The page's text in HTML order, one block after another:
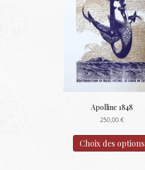
Apolline 1848
250,00 €
Choix des options